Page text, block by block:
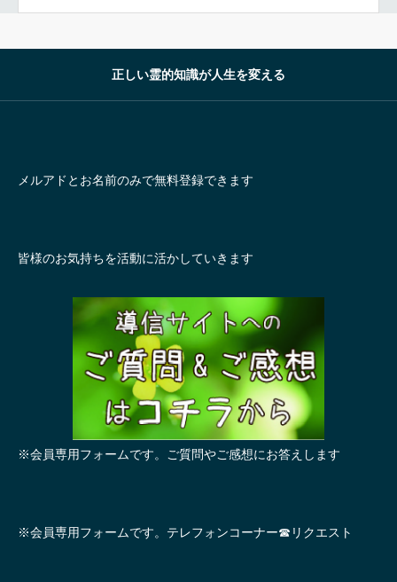
正しい霊的知識が人生を変える
メルアドとお名前のみで無料登録できます
皆様のお気持ちを活動に活かしていきます
※会員専用フォームです。ご質問やご感想にお答えします
※会員専用フォームです。テレフォンコーナー☎リクエスト